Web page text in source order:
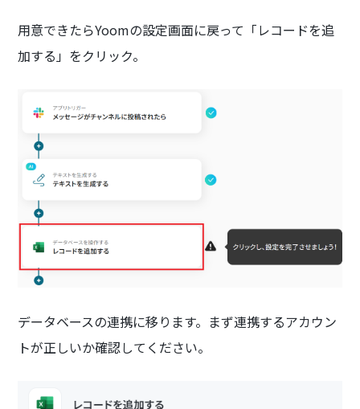
用意できたらYoomの設定画面に戻って「レコードを追
加する」をクリック。
データベースの連携に移ります。まず連携するアカウン
トが正しいか確認してください。